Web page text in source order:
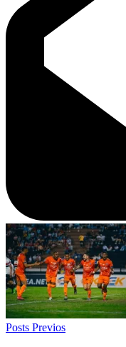
Posts Previos